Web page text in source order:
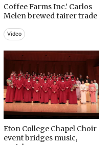
Coffee Farms Inc.’ Carlos
Melen brewed fairer trade
Video
Eton College Chapel Choir
event bridges music,